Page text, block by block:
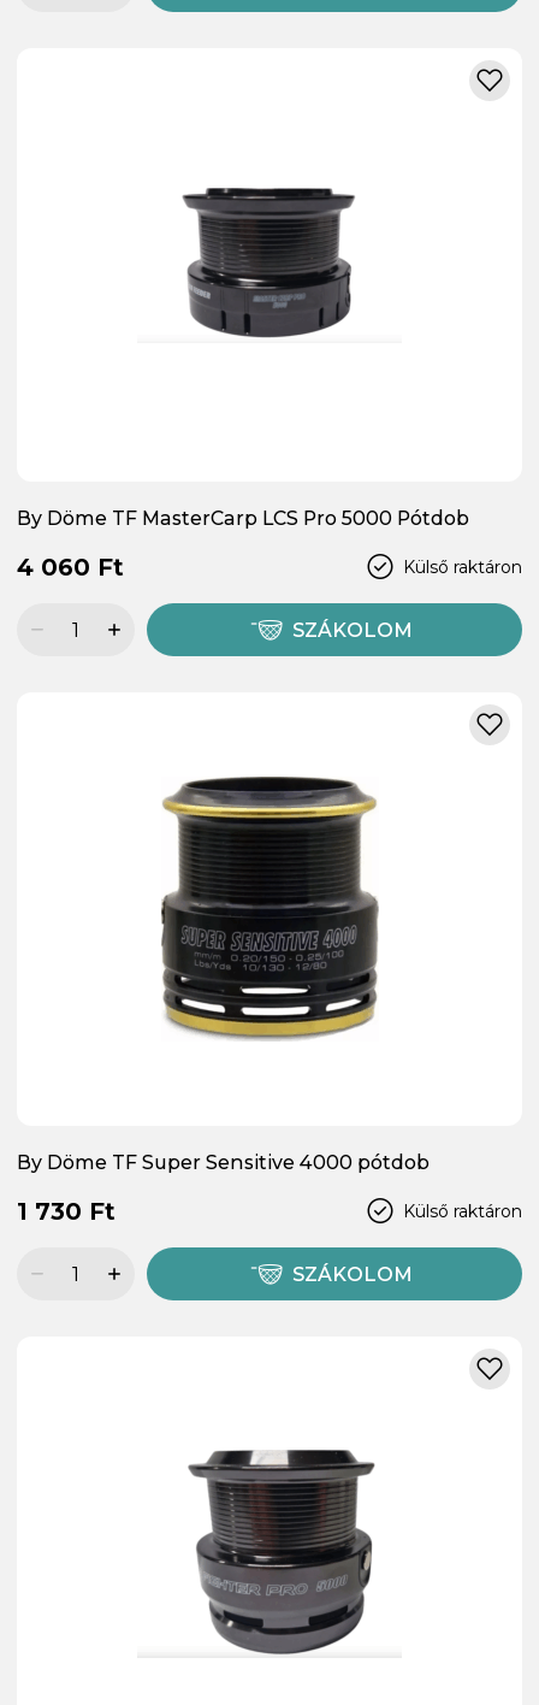
By Döme TF MasterCarp LCS Pro 5000 Pótdob
Külső raktáron
4 060 Ft
SZÁKOLOM
By Döme TF Super Sensitive 4000 pótdob
Külső raktáron
1 730 Ft
SZÁKOLOM